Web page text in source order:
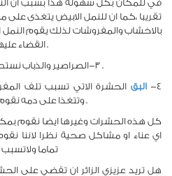
في للمكان بكل سهولة هذا بسبب ان
تقريبا ،كما ان للنمل الابيض يتغذى على
بالاخشاب والمفروشات لذلك يقوم النمل
القضاء عليها فور اكتشاف وجود النمل الابيض .
٣-الصراصير والذباب نستطيع ان نقضي عليهم بكل سهولة .
٤-
البق الحشرة الاتي تسبب تلف
وتتغذا على دمه نقوم بالتخلص منها ايضا بابسط الطرق .
كل هذه الحشرات وغيرها ايضا نقوم
اي عناء او مشاكل صحية نظرا لاننا
تماما ولاتسبب